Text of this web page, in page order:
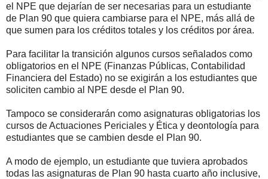
el NPE que dejarían de ser necesarias para un estudiante
de Plan 90 que quiera cambiarse para el NPE, más allá de
que sumen para los créditos totales y los créditos por área.
Para facilitar la transición algunos cursos señalados como
obligatorios en el NPE (Finanzas Públicas, Contabilidad
Financiera del Estado) no se exigirán a los estudiantes que
soliciten cambio al NPE desde el Plan 90.
Tampoco se considerarán como asignaturas obligatorias los
cursos de Actuaciones Periciales y Ética y deontología para
estudiantes que se cambien desde el Plan 90.
A modo de ejemplo, un estudiante que tuviera aprobados
todas las asignaturas de Plan 90 hasta cuarto año inclusive,